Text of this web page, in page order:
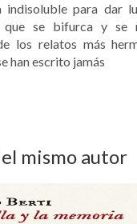
indisoluble para dar
que se bifurca y se
los relatos más
han escrito jamás
mismo autor